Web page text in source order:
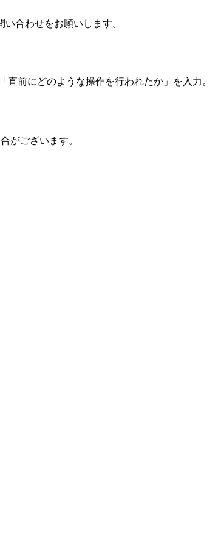
合わせをお願いします。
前にどのような操作を行われたか」を入力。
がございます。